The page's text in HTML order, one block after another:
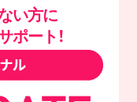
い方に
ポート！